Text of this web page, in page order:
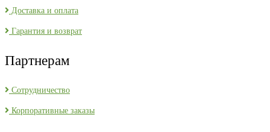
Доставка и оплата
Гарантия и возврат
Партнерам
Сотрудничество
Корпоративные заказы